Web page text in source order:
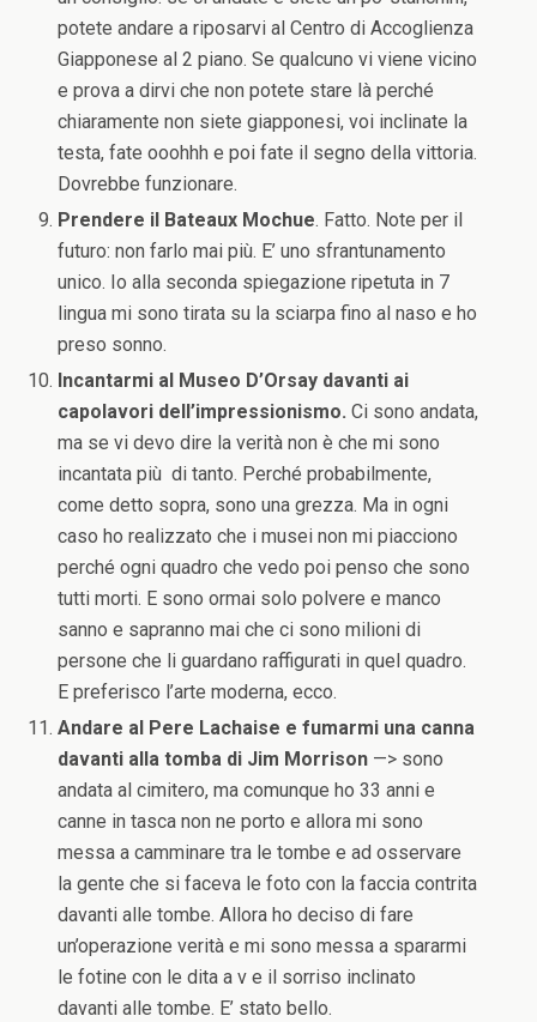
potete andare a riposarvi al Centro di Accoglienza
Giapponese al 2 piano. Se qualcuno vi viene vicino
e prova a dirvi che non potete stare là perché
chiaramente non siete giapponesi, voi inclinate la
testa, fate ooohhh e poi fate il segno della vittoria.
Dovrebbe funzionare.
Prendere il Bateaux Mochue. Fatto. Note per il
futuro: non farlo mai più. E’ uno sfrantunamento
unico. Io alla seconda spiegazione ripetuta in 7
lingua mi sono tirata su la sciarpa fino al naso e ho
preso sonno.
Incantarmi al Museo D’Orsay davanti ai
capolavori dell’impressionismo. Ci sono andata,
ma se vi devo dire la verità non è che mi sono
incantata più di tanto. Perché probabilmente,
come detto sopra, sono una grezza. Ma in ogni
caso ho realizzato che i musei non mi piacciono
perché ogni quadro che vedo poi penso che sono
tutti morti. E sono ormai solo polvere e manco
sanno e sapranno mai che ci sono milioni di
persone che li guardano raffigurati in quel quadro.
E preferisco l’arte moderna, ecco.
Andare al Pere Lachaise e fumarmi una canna
davanti alla tomba di Jim Morrison —> sono
andata al cimitero, ma comunque ho 33 anni e
canne in tasca non ne porto e allora mi sono
messa a camminare tra le tombe e ad osservare
la gente che si faceva le foto con la faccia contrita
davanti alle tombe. Allora ho deciso di fare
un’operazione verità e mi sono messa a spararmi
le fotine con le dita a v e il sorriso inclinato
davanti alle tombe. E’ stato bello.